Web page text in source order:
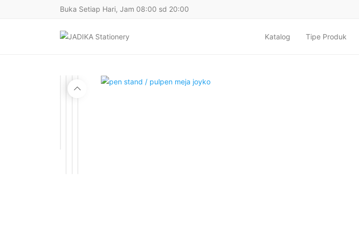
Buka Setiap Hari, Jam 08:00 sd 20:00
Katalog Tipe Produk